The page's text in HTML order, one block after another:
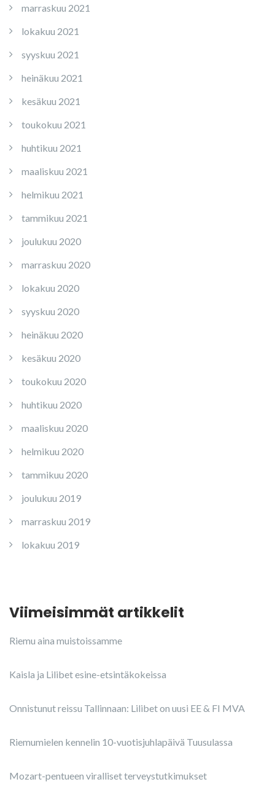
marraskuu 2021
lokakuu 2021
syyskuu 2021
heinäkuu 2021
kesäkuu 2021
toukokuu 2021
huhtikuu 2021
maaliskuu 2021
helmikuu 2021
tammikuu 2021
joulukuu 2020
marraskuu 2020
lokakuu 2020
syyskuu 2020
heinäkuu 2020
kesäkuu 2020
toukokuu 2020
huhtikuu 2020
maaliskuu 2020
helmikuu 2020
tammikuu 2020
joulukuu 2019
marraskuu 2019
lokakuu 2019
Viimeisimmät artikkelit
Riemu aina muistoissamme
Kaisla ja Lilibet esine-etsintäkokeissa
Onnistunut reissu Tallinnaan: Lilibet on uusi EE & FI MVA
Riemumielen kennelin 10-vuotisjuhlapäivä Tuusulassa
Mozart-pentueen viralliset terveystutkimukset